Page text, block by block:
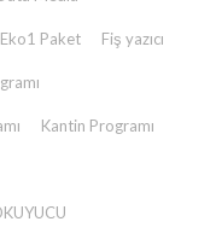
Paket Fiş yazıcı
Kantin Programı